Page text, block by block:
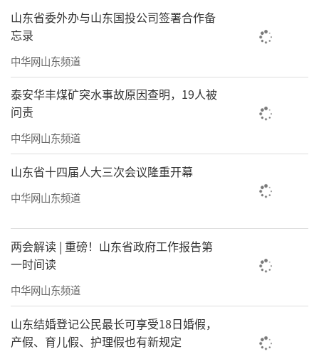
山东省委外办与山东国投公司签署合作备
忘录
中华网山东频道
泰安华丰煤矿突水事故原因查明，19人被
问责
中华网山东频道
山东省十四届人大三次会议隆重开幕
中华网山东频道
两会解读 | 重磅！山东省政府工作报告第
一时间读
中华网山东频道
山东结婚登记公民最长可享受18日婚假，
产假、育儿假、护理假也有新规定